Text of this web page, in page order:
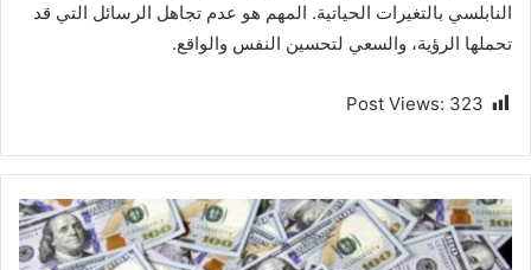
النابلسي بالتغيرات الحياتية. المهم هو عدم تجاهل الرسائل التي قد
تحملها الرؤية، والسعي لتحسين النفس والواقع.
Post Views: 323